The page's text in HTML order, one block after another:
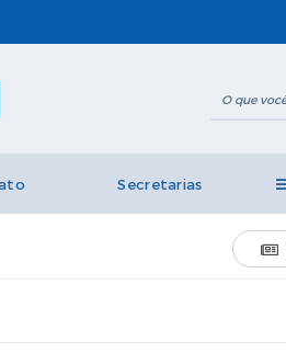
Secretarias